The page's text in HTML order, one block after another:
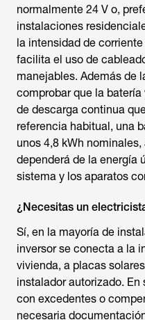
normalmente 24 V o,
instalaciones
la intensidad de
facilita el uso de
manejables. Además de
comprobar que la batería
de descarga continua
referencia habitual, una
unos 4,8 kWh
dependerá de la energía
sistema y los aparatos
¿Necesitas un
Sí, en la mayoría de
inversor se conecta a la
vivienda, a placas
instalador autorizado.
con excedentes o
necesaria